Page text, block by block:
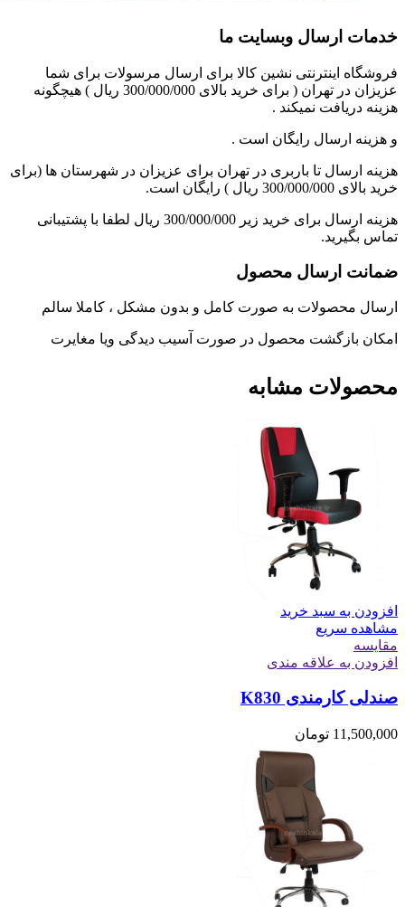
خدمات ارسال وبسایت ما
فروشگاه اینترنتی نشین کالا برای ارسال مرسولات برای شما
عزیزان در تهران ( برای خرید بالای 300/000/000 ریال ) هیچگونه
هزینه دریافت نمیکند .
و هزینه ارسال رایگان است .
هزینه ارسال تا باربری در تهران برای عزیزان در شهرستان ها (برای
خرید بالای 300/000/000 ریال ) رایگان است.
هزینه ارسال برای خرید زیر 300/000/000 ریال لطفا با پشتیبانی
تماس بگیرید.
ضمانت ارسال محصول
ارسال محصولات به صورت کامل و بدون مشکل ، کاملا سالم
امکان بازگشت محصول در صورت آسیب دیدگی ویا مغایرت
محصولات مشابه
افزودن به سبد خرید
مشاهده سریع
مقایسه
افزودن به علاقه مندی
صندلی کارمندی K830
11,500,000 تومان